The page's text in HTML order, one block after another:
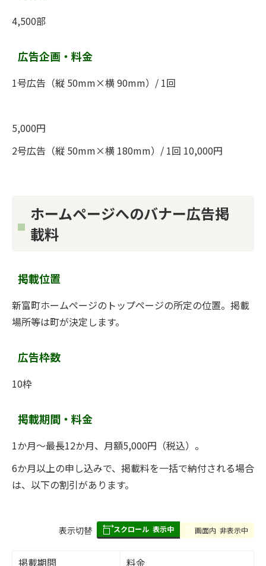
4,500部
広告企画・料金
1号広告（縦 50mm×横 90mm）/ 1回
5,000円
2号広告（縦 50mm×横 180mm）/ 1回 10,000円
ホームページへのバナー広告掲
載料
掲載位置
新富町ホームページのトップページの所定の位置。掲載
場所等は町が決定します。
広告枠数
10枠
掲載期間・料金
1か月～最長12か月、月額5,000円（税込）。
6か月以上の申し込みで、掲載料を一括で納付される場合
は、以下の割引があります。
表
表示切替 スクロール 表示中 画面内 非表示中
掲載期間 料金